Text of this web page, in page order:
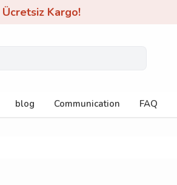
Ücretsiz Kargo!
blog Communication FAQ